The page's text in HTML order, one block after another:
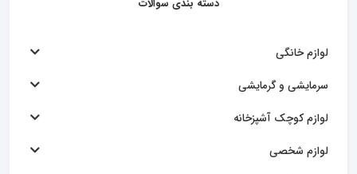
دسته بندی سوالات
لوازم خانگی
سرمایشی و گرمایشی
لوازم کوچک آشپزخانه
لوازم شخصی